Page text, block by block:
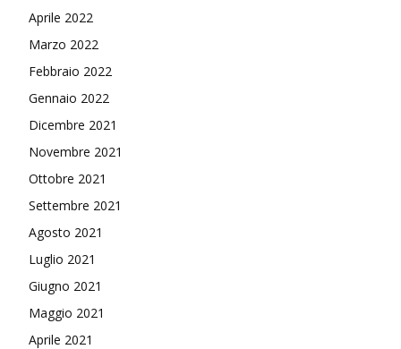
Aprile 2022
Marzo 2022
Febbraio 2022
Gennaio 2022
Dicembre 2021
Novembre 2021
Ottobre 2021
Settembre 2021
Agosto 2021
Luglio 2021
Giugno 2021
Maggio 2021
Aprile 2021